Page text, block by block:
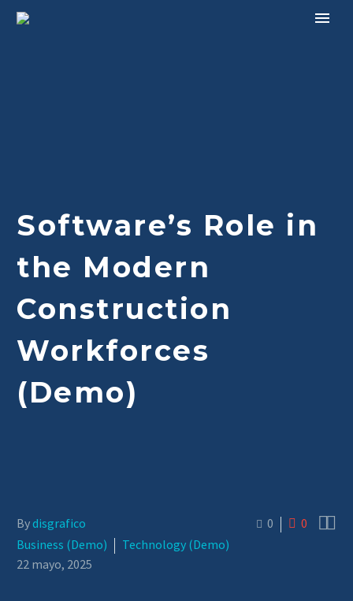
Software’s Role in
the Modern
Construction
Workforces
(Demo)
0 0 
Bydisgrafico
Business (Demo)
Technology (Demo)
22 mayo, 2025